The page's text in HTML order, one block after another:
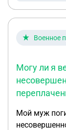
Военное
Могу ли я
Мой муж